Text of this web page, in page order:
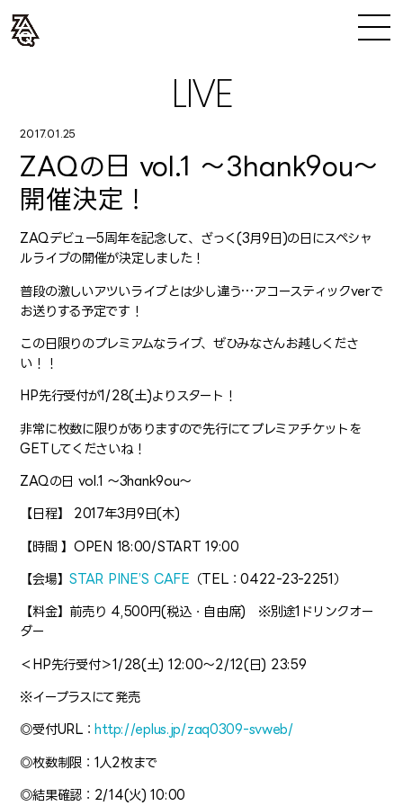
LIVE
2017.01.25
ZAQの日 vol.1 〜3hank9ou〜
開催決定！
ZAQデビュー5周年を記念して、ざっく(3月9日)の日にスペシャ
ルライブの開催が決定しました！
普段の激しいアツいライブとは少し違う…アコースティックverで
お送りする予定です！
この日限りのプレミアムなライブ、ぜひみなさんお越しくださ
い！！
HP先行受付が1/28(土)よりスタート！
非常に枚数に限りがありますので先行にてプレミアチケットを
GETしてくださいね！
ZAQの日 vol.1 〜3hank9ou〜
【日程】 2017年3月9日(木)
【時間 】OPEN 18:00/START 19:00
【会場】STAR PINE’S CAFE （TEL：0422-23-2251）
【料金】前売り 4,500円(税込・自由席) ※別途1ドリンクオー
ダー
＜HP先行受付＞1/28(土) 12:00〜2/12(日) 23:59
※イープラスにて発売
◎受付URL： http://eplus.jp/zaq0309-svweb/
◎枚数制限：1人2枚まで
◎結果確認：2/14(火) 10:00